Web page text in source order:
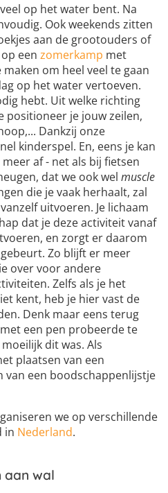
op het water bent. Na
Ook weekends zitten
aan de grootouders of
een zomerkamp met
om heel veel te gaan
op het water vertoeven.
hebt. Uit welke richting
positioneer je jouw zeilen,
Dankzij onze
kinderspel. En, eens je kan
af - net als bij fietsen
dat we ook wel muscle
die je vaak herhaalt, zal
uitvoeren. Je lichaam
dat je deze activiteit vanaf
en zorgt er daarom
Zo blijft er meer
over voor andere
Zelfs als je het
kent, heb je hier vast de
Denk maar eens terug
een pen probeerde te
dit was. Als
plaatsen van een
van een boodschappenlijstje
we op verschillende
in Nederland.
aan wal